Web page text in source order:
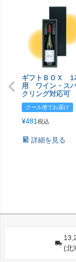
ギフトＢＯＸ 1
用 ワイン・ス
クリング対応可
クール便でお届け
¥481 税込
詳細を見る
(北